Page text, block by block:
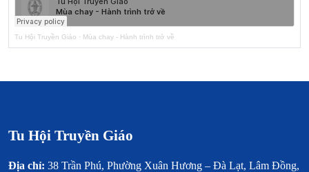
Tu Hội Truyền Giáo · Mùa chay - Hành trình trở về
Tu Hội Truyền Giáo
Địa chỉ: 38 Trần Phú, Phường Xuân Hương – Đà Lạt, Lâm Đồng,